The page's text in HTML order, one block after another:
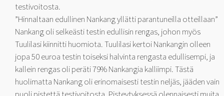
testivoitosta.
”Hinnaltaan edullinen Nankang yllätti parantuneilla otteillaan”
Nankang oli selkeästi testin edullisin rengas, johon myös
Tuulilasi kiinnitti huomiota. Tuulilasi kertoi Nankangin olleen
jopa 50 euroa testin toiseksi halvinta rengasta edullisempi, ja
kallein rengas oli peräti 79% Nankangia kalliimpi. Tästä
huolimatta Nankang oli erinomaisesti testin neljäs, jääden vain